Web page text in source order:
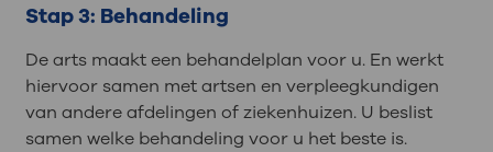
Stap 3: Behandeling
De arts maakt een behandelplan voor u. En werkt
hiervoor samen met artsen en verpleegkundigen
van andere afdelingen of ziekenhuizen. U beslist
samen welke behandeling voor u het beste is.